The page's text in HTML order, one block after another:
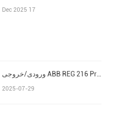
Dec 2025 17
ورودی/خروجی ABB REG 216 Procontrol P13 Advant/AC 800M S800
2025-07-29